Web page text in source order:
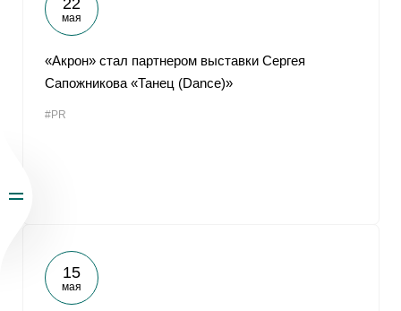
мая
«Акрон» стал партнером выставки Сергея
Сапожникова «Танец (Dance)»
#PR
15
мая